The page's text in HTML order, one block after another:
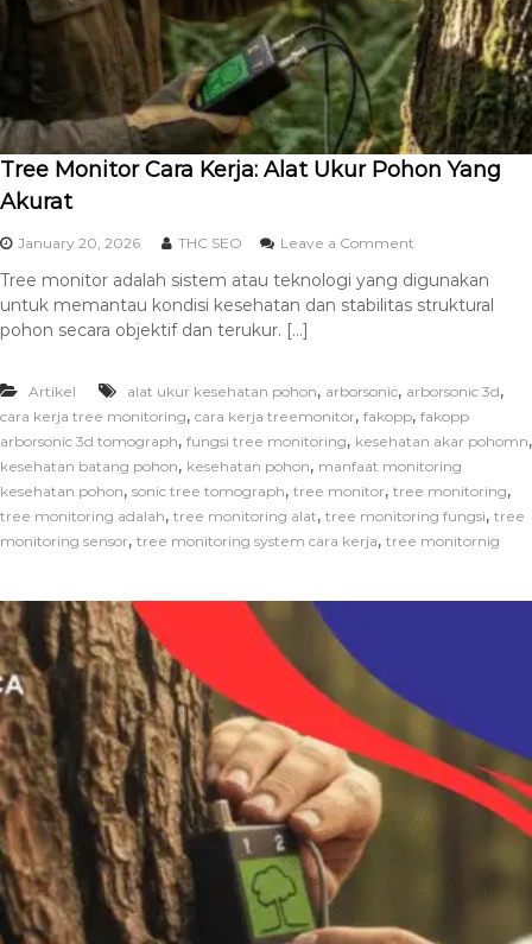
Tree Monitor Cara Kerja: Alat Ukur Pohon Yang
Akurat
January 20, 2026 THC SEO Leave a Comment
Tree monitor adalah sistem atau teknologi yang digunakan
untuk memantau kondisi kesehatan dan stabilitas struktural
pohon secara objektif dan terukur. […]
Artikel alat ukur kesehatan pohon, arborsonic, arborsonic 3d,
cara kerja tree monitoring, cara kerja treemonitor, fakopp, fakopp
arborsonic 3d tomograph, fungsi tree monitoring, kesehatan akar pohomn,
kesehatan batang pohon, kesehatan pohon, manfaat monitoring
kesehatan pohon, sonic tree tomograph, tree monitor, tree monitoring,
tree monitoring adalah, tree monitoring alat, tree monitoring fungsi, tree
monitoring sensor, tree monitoring system cara kerja, tree monitornig